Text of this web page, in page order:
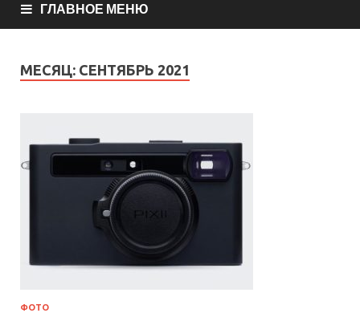
ГЛАВНОЕ МЕНЮ
МЕСЯЦ: СЕНТЯБРЬ 2021
ФОТО